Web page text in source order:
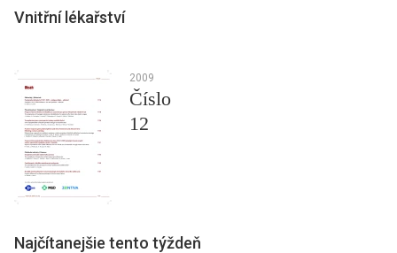
Vnitřní lékařství
2009
Číslo
12
Najčítanejšie tento týždeň